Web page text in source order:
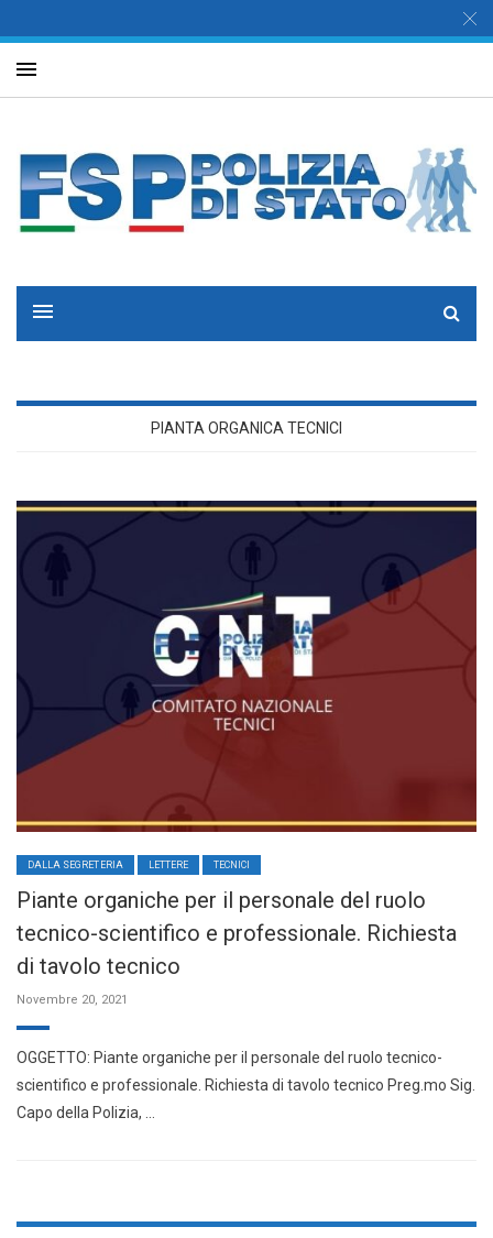
PIANTA ORGANICA TECNICI
DALLA SEGRETERIA LETTERE TECNICI
Piante organiche per il personale del ruolo
tecnico-scientifico e professionale. Richiesta
di tavolo tecnico
Novembre 20, 2021
OGGETTO: Piante organiche per il personale del ruolo tecnico-
scientifico e professionale. Richiesta di tavolo tecnico Preg.mo Sig.
Capo della Polizia, …